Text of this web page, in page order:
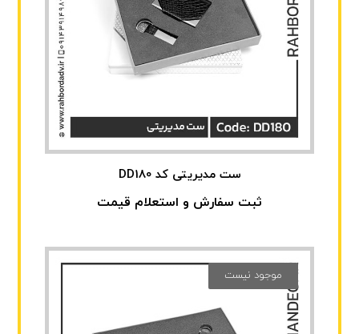
ست مدیریتی کد DD180
ثبت سفارش و استعلام قیمت
موجود نیست